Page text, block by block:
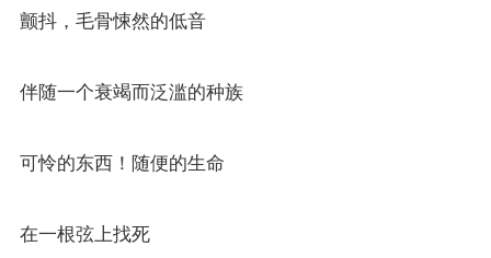
颤抖，毛骨悚然的低音
伴随一个衰竭而泛滥的种族
可怜的东西！随便的生命
在一根弦上找死